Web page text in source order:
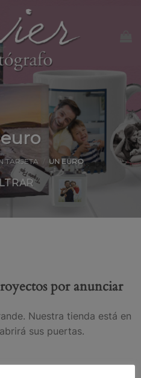
TARJETA UN EURO
por anunciar
Nuestra tienda está en
sus puertas.